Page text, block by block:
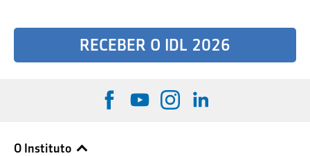
RECEBER O IDL 2026
O Instituto